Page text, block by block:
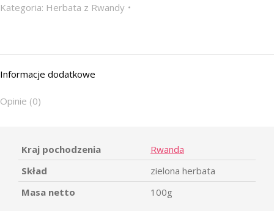
Kategoria: Herbata z Rwandy
Informacje dodatkowe
Opinie (0)
Kraj pochodzenia
Rwanda
Skład
zielona herbata
Masa netto
100g